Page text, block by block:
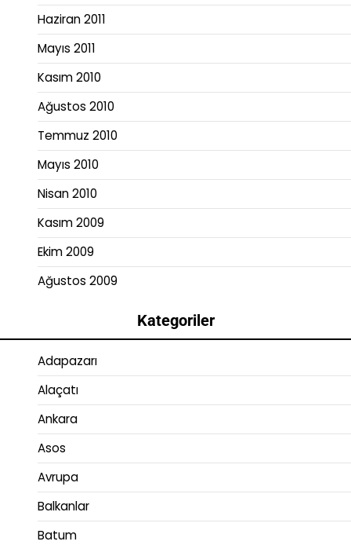
Haziran 2011
Mayıs 2011
Kasım 2010
Ağustos 2010
Temmuz 2010
Mayıs 2010
Nisan 2010
Kasım 2009
Ekim 2009
Ağustos 2009
Kategoriler
Adapazarı
Alaçatı
Ankara
Asos
Avrupa
Balkanlar
Batum